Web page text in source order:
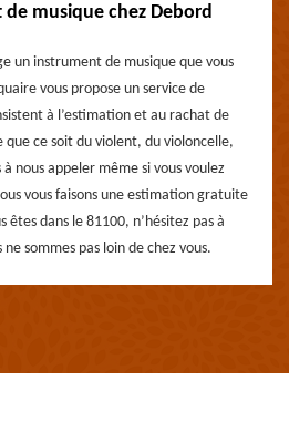
musique chez Debord
un instrument de musique que vous
vous propose un service de
à l’estimation et au rachat de
que ce soit du violent, du violoncelle,
nous appeler même si vous voulez
vous faisons une estimation gratuite
êtes dans le 81100, n’hésitez pas à
sommes pas loin de chez vous.